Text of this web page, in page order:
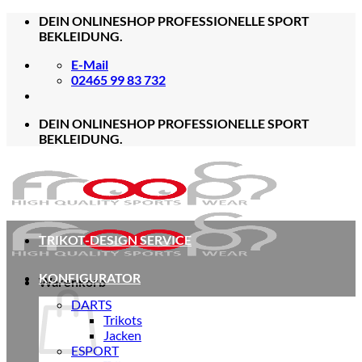
Zum
DEIN ONLINESHOP PROFESSIONELLE SPORT
BEKLEIDUNG.
E-Mail
02465 99 83 732
DEIN ONLINESHOP PROFESSIONELLE SPORT
BEKLEIDUNG.
Warenkorb
TRIKOT-DESIGN SERVICE
KONFIGURATOR
DARTS
Trikots
Jacken
ESPORT